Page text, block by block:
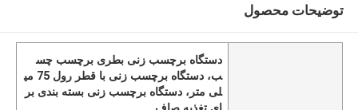
توضیحات محصول
دستگاه برچسب زنی بطری برچسب چس
ب، دستگاه برچسب زنی با قطر رول 75 می
لی متر، دستگاه برچسب زنی بسته بندی بر
ای تغذیه صاف